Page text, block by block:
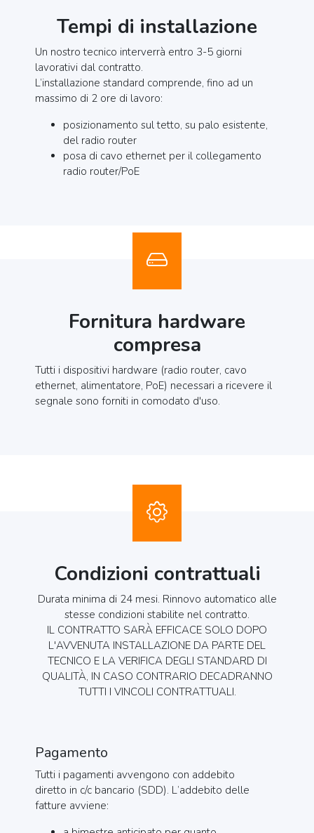
Tempi di installazione
Un nostro tecnico interverrà entro 3-5 giorni
lavorativi dal contratto.
L’installazione standard comprende, fino ad un
massimo di 2 ore di lavoro:
posizionamento sul tetto, su palo esistente,
del radio router
posa di cavo ethernet per il collegamento
radio router/PoE
Fornitura hardware
compresa
Tutti i dispositivi hardware (radio router, cavo
ethernet, alimentatore, PoE) necessari a ricevere il
segnale sono forniti in comodato d'uso.
Condizioni contrattuali
Durata minima di 24 mesi. Rinnovo automatico alle
stesse condizioni stabilite nel contratto.
IL CONTRATTO SARÀ EFFICACE SOLO DOPO
L'AVVENUTA INSTALLAZIONE DA PARTE DEL
TECNICO E LA VERIFICA DEGLI STANDARD DI
QUALITÀ, IN CASO CONTRARIO DECADRANNO
TUTTI I VINCOLI CONTRATTUALI.
Pagamento
Tutti i pagamenti avvengono con addebito
diretto in c/c bancario (SDD). L’addebito delle
fatture avviene: